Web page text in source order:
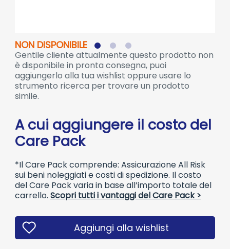
NON DISPONIBILE
Gentile cliente attualmente questo prodotto non
è disponibile in pronta consegna, puoi
aggiungerlo alla tua wishlist oppure usare lo
strumento ricerca per trovare un prodotto
simile.
A cui aggiungere il costo del
Care Pack
*Il Care Pack comprende: Assicurazione All Risk
sui beni noleggiati e costi di spedizione. Il costo
del Care Pack varia in base all’importo totale del
carrello. Scopri tutti i vantaggi del Care Pack >
Aggiungi alla wishlist